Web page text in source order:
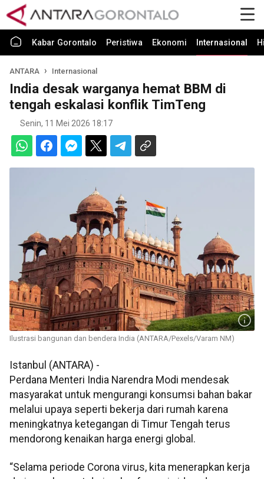
Kabar Gorontalo Peristiwa Ekonomi Internasional
ANTARA Internasional
India desak warganya hemat BBM di
tengah eskalasi konflik TimTeng
Senin, 11 Mei 2026 18:17
Ilustrasi bangunan dan bendera India (ANTARA/Pexels/Varam NM)
Istanbul (ANTARA) -
Perdana Menteri India Narendra Modi mendesak
masyarakat untuk mengurangi konsumsi bahan bakar
melalui upaya seperti bekerja dari rumah karena
meningkatnya ketegangan di Timur Tengah terus
mendorong kenaikan harga energi global.
“Selama periode Corona virus, kita menerapkan kerja